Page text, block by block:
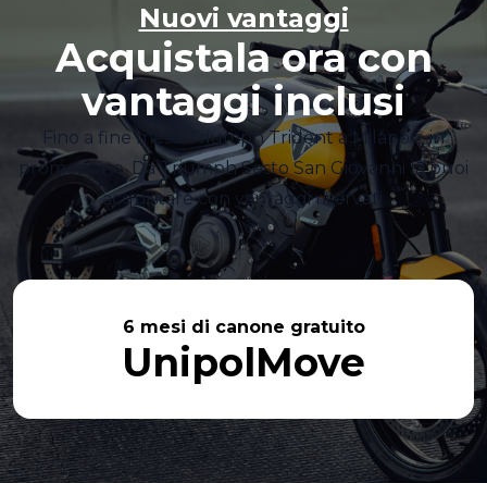
Nuovi vantaggi
Acquistala ora con
vantaggi inclusi
Fino a fine mese Triumph Trident a Milano è in
promozione. Da Triumph Sesto San Giovanni la puoi
acquistare con vantaggi riservati.
6 mesi di canone gratuito
UnipolMove